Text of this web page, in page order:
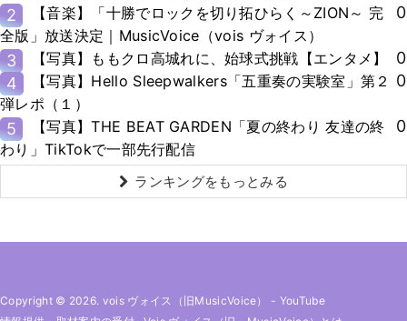
2
【音楽】「十勝でロックを切り拓ひらく～ZION～ 完
全版」放送決定｜MusicVoice（vois ヴォイス）
0
3 【写真】ももクロ高城れに、始球式挑戦【エンタメ】
0
4
【写真】Hello Sleepwalkers「五重奏の実験室」第２
弾レポ（１）
0
5
【写真】THE BEAT GARDEN「夏の終わり 友達の終
わり」TikTokで一部先行配信
0
ランキングをもっとみる
Copyright © 2026. vois ヴォイス（旧MusicVoice） - YouTube